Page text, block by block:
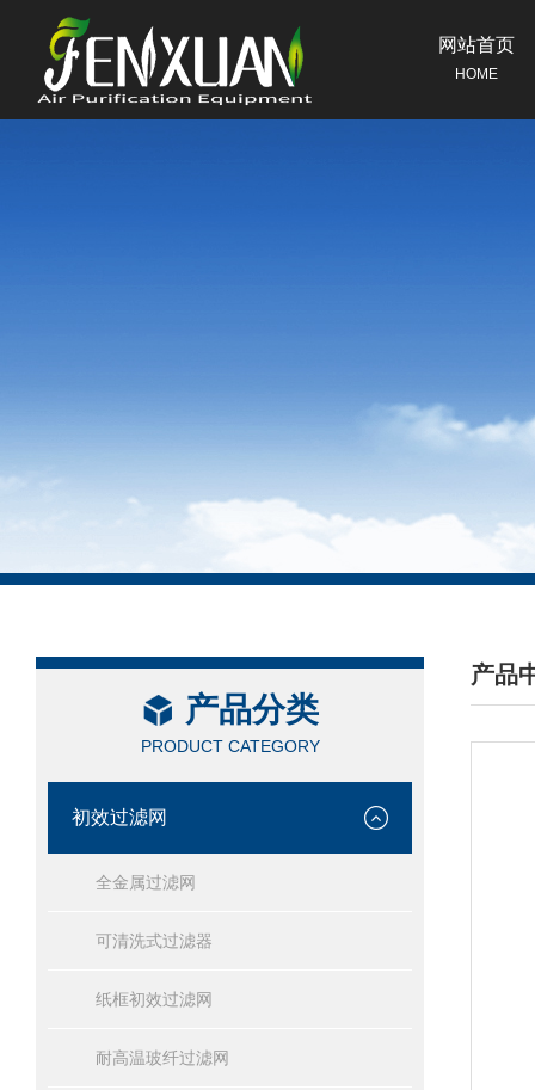
网站首页
HOME
产品分类
PRODUCT CATEGORY
初效过滤网
全金属过滤网
可清洗式过滤器
纸框初效过滤网
耐高温玻纤过滤网
产品
/